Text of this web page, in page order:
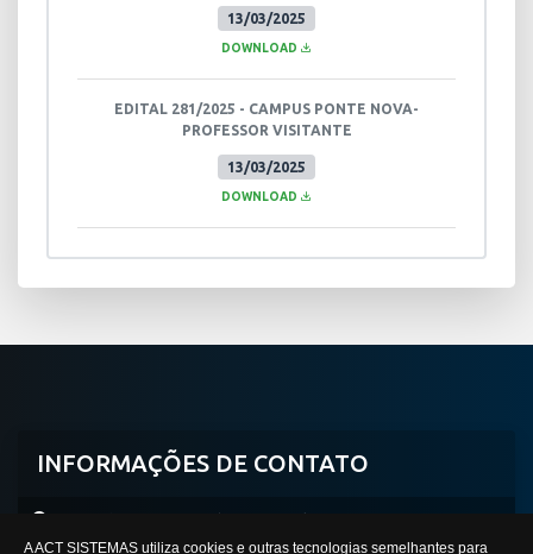
A ACT SISTEMAS utiliza cookies e outras tecnologias semelhantes para
13/03/2025
DOWNLOAD
13/03/2025
EDITAL 281/2025 - CAMPUS PONTE NOVA-
PROFESSOR VISITANTE
DOWNLOAD
INFORMAÇÕES DE CONTATO